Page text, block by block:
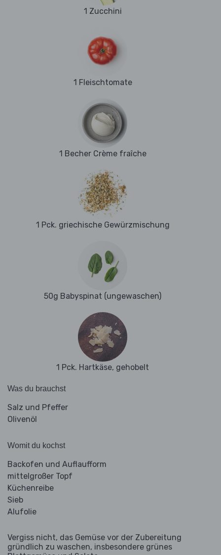
1 Zucchini
1 Fleischtomate
1 Becher Crème fraîche
1 Pck. griechische Gewürzmischung
50g Babyspinat (ungewaschen)
1 Pck. Hartkäse, gehobelt
Was du brauchst
Salz und Pfeffer
Olivenöl
Womit du kochst
Backofen und Auflaufform
mittelgroßer Topf
Küchenreibe
Sieb
Alufolie
Vergiss nicht, das Gemüse vor der Zubereitung
gründlich zu waschen, insbesondere grünes